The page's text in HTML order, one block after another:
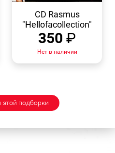
ПРОСМОТР
CD Rasmus
"Hellofacollection"
350 ₽
Нет в наличии
этой подборки